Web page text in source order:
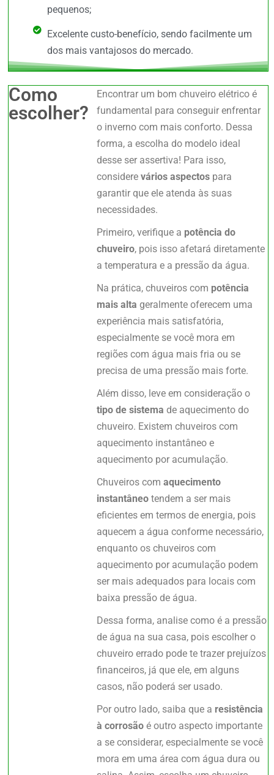
pequenos;
Excelente custo-benefício, sendo facilmente um
dos mais vantajosos do mercado.
Como
escolher?
Encontrar um bom chuveiro elétrico é
fundamental para conseguir enfrentar
o inverno com mais conforto. Dessa
forma, a escolha do modelo ideal
desse ser assertiva! Para isso,
considerevários aspectos para
garantir que ele atenda às suas
necessidades.
Primeiro, verifique a potência do
chuveiro, pois isso afetará diretamente
a temperatura e a pressão da água.
Na prática, chuveiros com potência
mais alta geralmente oferecem uma
experiência mais satisfatória,
especialmente se você mora em
regiões com água mais fria ou se
precisa de uma pressão mais forte.
Além disso, leve em consideração o
tipo de sistema de aquecimento do
chuveiro. Existem chuveiros com
aquecimento instantâneo e
aquecimento por acumulação.
Chuveiros comaquecimento
instantâneo tendem a ser mais
eficientes em termos de energia, pois
aquecem a água conforme necessário,
enquanto os chuveiros com
aquecimento por acumulação podem
ser mais adequados para locais com
baixa pressão de água.
Dessa forma, analise como é a pressão
de água na sua casa, pois escolher o
chuveiro errado pode te trazer prejuízos
financeiros, já que ele, em alguns
casos, não poderá ser usado.
Por outro lado, saiba que a resistência
à corrosão é outro aspecto importante
a se considerar, especialmente se você
mora em uma área com água dura ou